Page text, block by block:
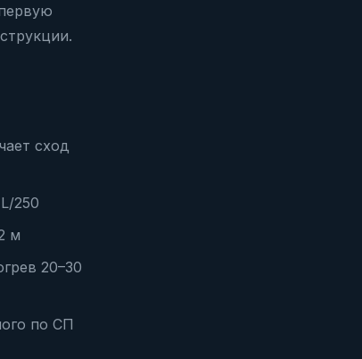
сход
250
м
20–30
по СП